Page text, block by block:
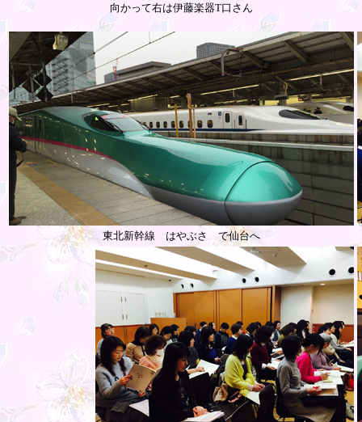
向かって右は伊藤楽器T口さん
東北新幹線 はやぶさ で仙台へ